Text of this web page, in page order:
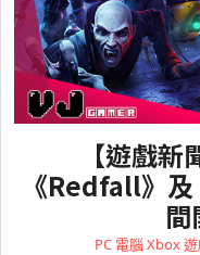
【遊戲
《Redfall》
PC 電腦Xbox